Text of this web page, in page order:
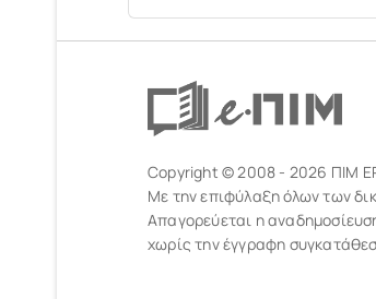
Copyright © 2008 - 2026 ΠΙΜ
Με την επιφύλαξη όλων των
Απαγορεύεται η
χωρίς την έγγραφη